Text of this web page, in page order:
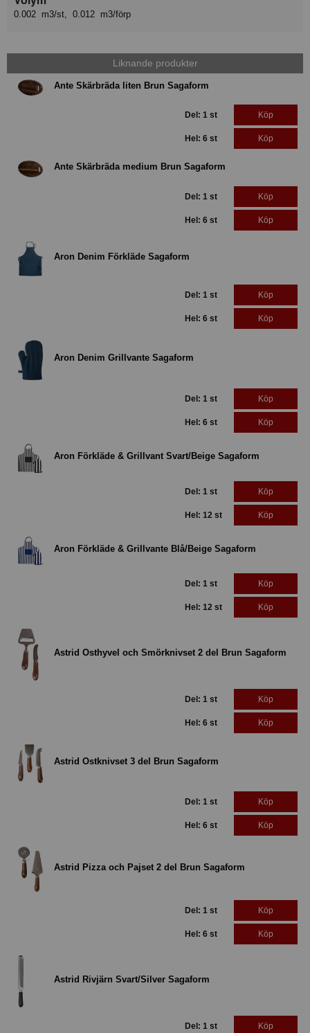
0.002 m3/st, 0.012 m3/förp
Liknande produkter
Ante Skärbräda liten Brun Sagaform
Del: 1 st Köp
Hel: 6 st Köp
Ante Skärbräda medium Brun Sagaform
Del: 1 st Köp
Hel: 6 st Köp
Aron Denim Förkläde Sagaform
Del: 1 st Köp
Hel: 6 st Köp
Aron Denim Grillvante Sagaform
Del: 1 st Köp
Hel: 6 st Köp
Aron Förkläde & Grillvant Svart/Beige Sagaform
Del: 1 st Köp
Hel: 12 st Köp
Aron Förkläde & Grillvante Blå/Beige Sagaform
Del: 1 st Köp
Hel: 12 st Köp
Astrid Osthyvel och Smörknivset 2 del Brun Sagaform
Del: 1 st Köp
Hel: 6 st Köp
Astrid Ostknivset 3 del Brun Sagaform
Del: 1 st Köp
Hel: 6 st Köp
Astrid Pizza och Pajset 2 del Brun Sagaform
Del: 1 st Köp
Hel: 6 st Köp
Astrid Rivjärn Svart/Silver Sagaform
Del: 1 st Köp